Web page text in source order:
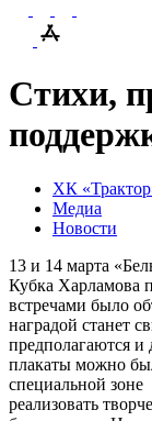
Стихи,
ХК
Медиа
Новости
13 и 14 марта
Кубка Харламова
встречами было
наградой станет
предполагаются
плакаты можно
специальной
реализовать